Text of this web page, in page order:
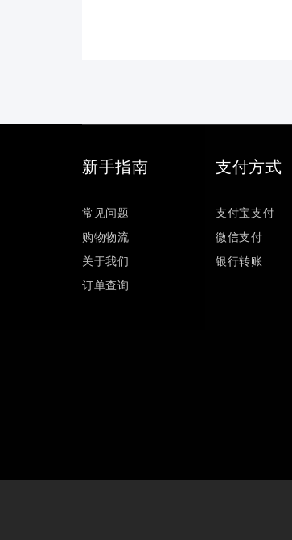
新手指南
常见问题
购物物流
关于我们
订单查询
支付方式
支付宝支付
微信支付
银行转账